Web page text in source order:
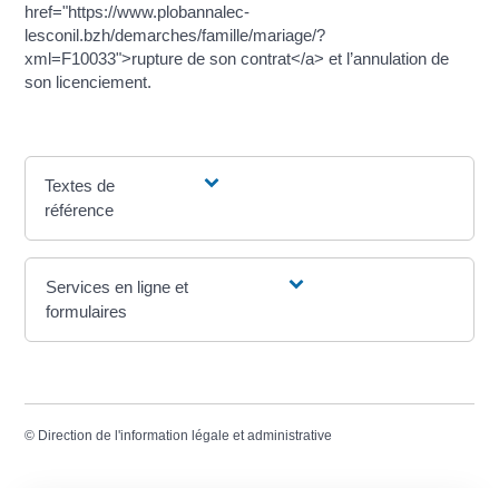
href="https://www.plobannalec-
lesconil.bzh/demarches/famille/mariage/?
xml=F10033">rupture de son contrat</a> et l’annulation de
son licenciement.
Textes de
référence
Services en ligne et
formulaires
© Direction de l'information légale et administrative